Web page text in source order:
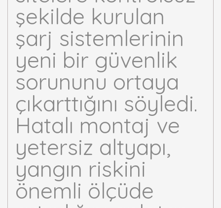
şekilde kurulan
şarj sistemlerinin
yeni bir güvenlik
sorununu ortaya
çıkarttığını söyledi.
Hatalı montaj ve
yetersiz altyapı,
yangın riskini
önemli ölçüde